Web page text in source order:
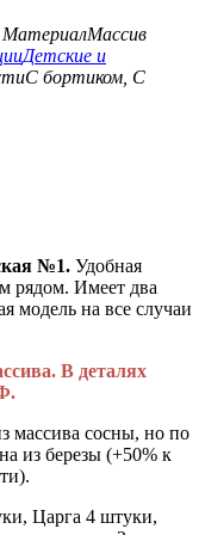
МатериалМассив
Детские и
С бортиком, С
№1. Удобная
рядом. Имеет два
модель на все случаи
В деталях
массива сосны, но по
из березы (+50% к
Царга 4 штуки,